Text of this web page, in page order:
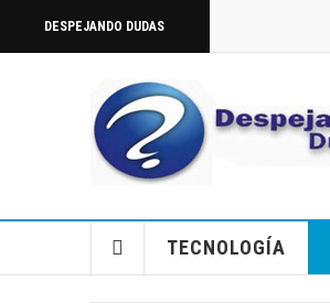
DESPEJANDO DUDAS
TECNOLOGÍA